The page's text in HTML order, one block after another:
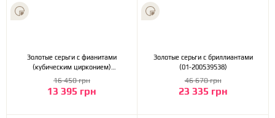
Золотые серьги с фианитами
(кубическим цирконием)
(2б_с-071)
13 395 грн
16 450 грн
Золотые серьги с бриллиантами
(01-200539538)
23 335 грн
46 670 грн